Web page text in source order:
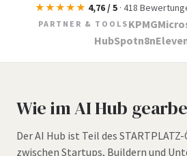
★★★★★ 4,76 / 5· 418
PARTNER & TOOLS KPMG
HubSpotn8n
Wie im AI Hub
Der AI Hub ist Teil des
zwischen Startups, Buildern und